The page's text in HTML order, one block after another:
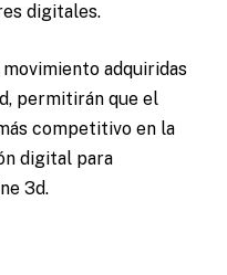
digitales.
adquiridas
permitirán que el
competitivo en la
digital para
3d.